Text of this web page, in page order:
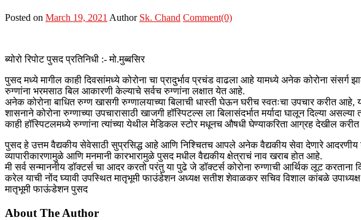
Posted on March 19, 2021 Author Sk. Chand Comment(0)
ब्योरो रिपोट पुसद प्रतिनिधी :- मो.मुब्बसिर
पुसद मध्ये मागील काही दिवसांमध्ये कोरोना चा प्रादुर्भाव प्रचंड वाढला आहे यामध्ये अनेक कोरोना
रुग्णांना भरमसाठ बिल आकारणी केल्याचे सर्वच रुग्णांना लक्षात येत आहे.
अनेक कोरोना बाधित रुग्ण खासगी रुग्णालयाच्या बिलाची धास्ती घेऊन घरीच स्वतःचा उपचार करीत
शासनाने कोरोना रुग्णाच्या उपचारासाठी खाजगी हॉस्पिटल्स ला बिलासंदर्भात मर्यादा घालून दिल्या
काही हॉस्पिटलमध्ये रुग्णांना त्यांच्या येथील मेडिकल स्टोर मधूनच औषधी घेण्याकरिता आग्रह देखील
पुसद हे उत्तम वैद्यकीय सेवेसाठी सुप्रसिद्ध आहे आणि निश्चितच आपले अनेक वैद्यकीय सेवा देणारे आदरणीय
व्यापारीकारणामुळे आणि मनमानी कारभारामुळे पुसद मधील वैद्यकीय क्षेत्राचं नाव खराब होत आहे.
मी सर्व सन्माननीय डॉक्टर्स चा आदर करतो परंतु या पुढे जे डॉक्टर्स कोरोना रुग्णाची आर्थिक लूट
करेल याची नोंद घ्यावी उपस्थित मातृभूमी फाउंडेशन अध्यक्ष सतीश शेवाळकर सचिव विशाल कांबळे
मातृभूमी फाऊंडेशन पुसद
About The Author